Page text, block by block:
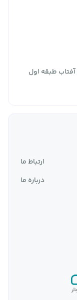
آفتاب طبقه اول
ارتباط ما
درباره ما